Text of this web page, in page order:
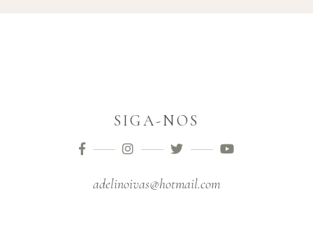
SIGA-NOS
adelinoivas@hotmail.com